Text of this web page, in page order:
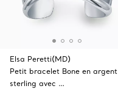
Elsa Peretti(MD)
Petit bracelet Bone en argent
sterling avec …